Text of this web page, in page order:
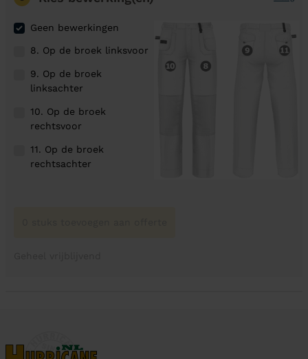
Geen bewerkingen
8. Op de broek linksvoor
9. Op de broek
linksachter
10. Op de broek
rechtsvoor
11. Op de broek
rechtsachter